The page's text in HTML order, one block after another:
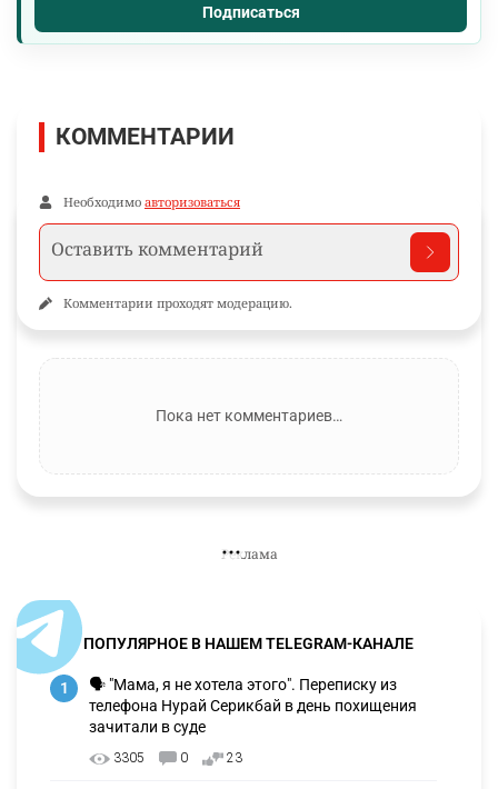
Подписаться
КОММЕНТАРИИ
Необходимо авторизоваться
Комментарии проходят модерацию.
Пока нет комментариев…
ПОПУЛЯРНОЕ В НАШЕМ TELEGRAM-КАНАЛЕ
1
🗣 "Мама, я не хотела этого". Переписку из
телефона Нурай Серикбай в день похищения
зачитали в суде
3305 0 23